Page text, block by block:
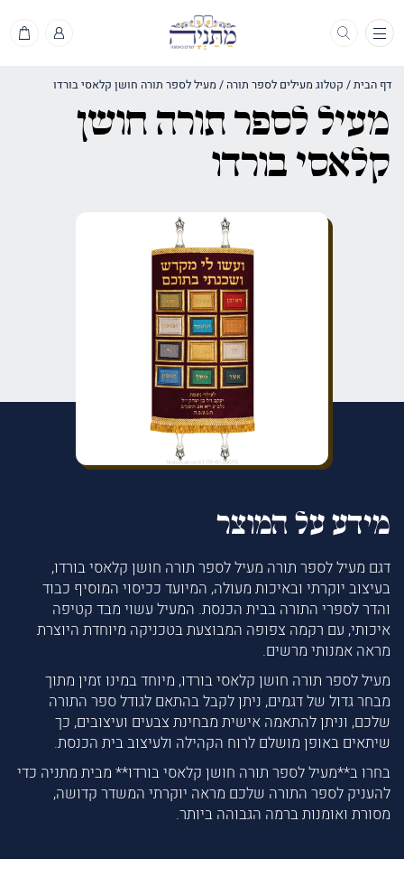
תפריט
דף הבית/ קטלוג מעילים לספר תורה / מעיל לספר תורה חושן קלאסי בורדו
מעיל לספר תורה חושן
קלאסי בורדו
מידע על המוצר
דגם מעיל לספר תורה מעיל לספר תורה חושן קלאסי בורדו,
בעיצוב יוקרתי ובאיכות מעולה, המיועד ככיסוי המוסיף כבוד
והדר לספרי התורה בבית הכנסת. המעיל עשוי מבד קטיפה
איכותי, עם רקמה צפופה המבוצעת בטכניקה מיוחדת היוצרת
מראה אמנותי מרשים.
מעיל לספר תורה חושן קלאסי בורדו, מיוחד במינו זמין מתוך
מבחר גדול של דגמים, ניתן לקבל בהתאם לגודל ספר התורה
שלכם, וניתן להתאמה אישית מבחינת צבעים ועיצובים, כך
שיתאים באופן מושלם לרוח הקהילה ולעיצוב בית הכנסת.
בחרו ב**מעיל לספר תורה חושן קלאסי בורדו** מבית מתניה כדי
להעניק לספר התורה שלכם מראה יוקרתי המשדר קדושה,
מסורת ואומנות ברמה הגבוהה ביותר.